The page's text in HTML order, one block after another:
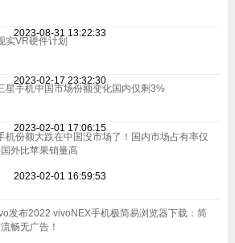
2023-08-31 13:22:33
实VR硬件计划
2023-02-17 23:32:30
星手机中国市场份额变化国内仅剩3%
2023-02-01 17:06:15
机份额大跌在中国没市场了！国内市场占有率仅
外比苹果销量高
2023-02-01 16:59:53
发布2022 vivoNEX手机极简易浏览器下载：简
畅无广告！